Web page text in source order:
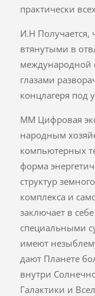
практически
И.Н Получается,
втянутыми в
международной
глазами
концлагеря под
ММ Цифровая
народным
компьютерных
форма
структур
комплекса и
заключает в
специальными
имеют
дают Планете
внутри
Галактики и